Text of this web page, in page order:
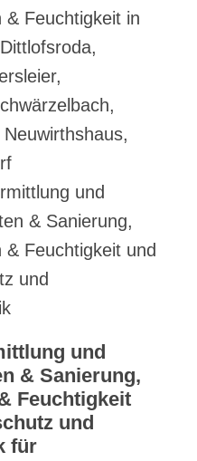
& Feuchtigkeit in
und
& Sanierung,
Feuchtigkeit und
und
und
& Sanierung,
Feuchtigkeit
und
für